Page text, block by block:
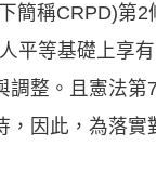
簡稱CRPD)第
平等基礎上享
整。且憲法
因此，為落